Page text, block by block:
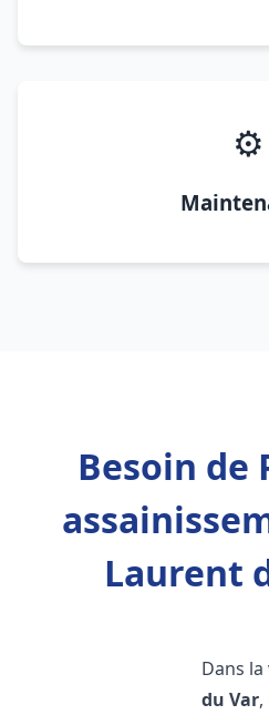
⚙️
Besoin de
Laurent
Dans
du Var